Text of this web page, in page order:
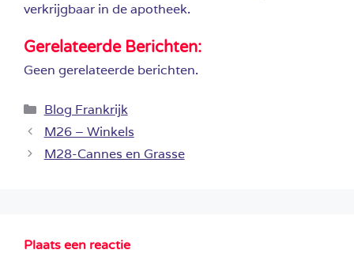
verkrijgbaar in de apotheek.
Gerelateerde Berichten:
Geen gerelateerde berichten.
Categorieën
Blog Frankrijk
M26 – Winkels
M28-Cannes en Grasse
Plaats een reactie